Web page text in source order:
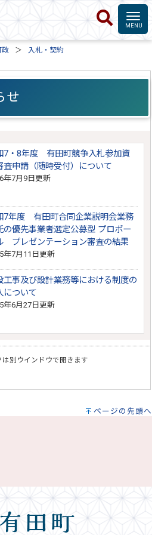
政
入札・契約
せ
7・8年度 有田町競争入札参加資
査申請（随時受付）について
年7月9日更新
7年度 有田町合同企業説明会業務
の優先事業者選定公募型 プロポー
プレゼンテーション審査の結果
年7月11日更新
工事及び設計業務等における制度の
について
年6月27日更新
別ウインドウで開きます
ページの先頭へ